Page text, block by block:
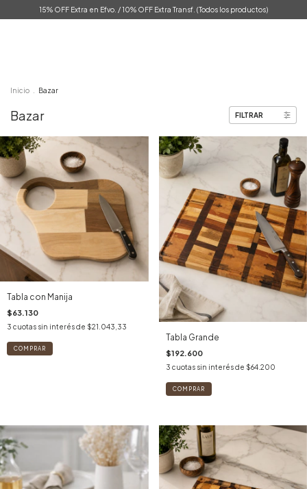
15% OFF Extra en Efvo. / 10% OFF Extra Transf. (Todos los productos)
Inicio Bazar
Bazar FILTRAR
Tabla con Manija
$63.130
3 cuotas sin interés de $21.043,33
Tabla Grande
$192.600
3 cuotas sin interés de $64.200